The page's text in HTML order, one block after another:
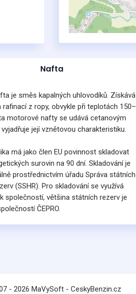
Nafta
je směs kapalných uhlovodíků. Získává
rafinací z ropy, obvykle při teplotách 150–
motorové nafty se udává cetanovým
její vznětovou charakteristiku.
má jako člen EU povinnost skladovat
surovin na 90 dní. Skladování je
prostřednictvím úřadu Správa státních
(SSHR). Pro skladování se využívá
společností, většina státních rezerv je
ČEPRO.
- 2026 MaVySoft - CeskyBenzin.cz